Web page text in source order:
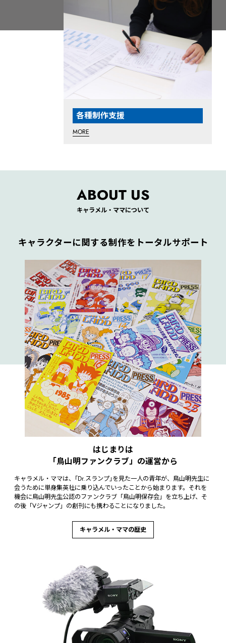
各種制作支援
MORE
ABOUT US
キャラメル・ママについて
キャラクターに関する制作をトータルサポート
はじまりは
「鳥山明ファンクラブ」の運営から
キャラメル・ママは、｢Dr.スランプ｣を見た一人の青年が、鳥山明先生に
会うために単身集英社に乗り込んでいったことから始まります。それを
機会に鳥山明先生公認のファンクラブ「鳥山明保存会」を立ち上げ、そ
の後「Vジャンプ」の創刊にも携わることになりました。
キャラメル・ママの歴史